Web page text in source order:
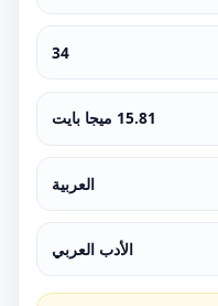
34
15.81 ميجا بايت
العربية
الأدب العربي